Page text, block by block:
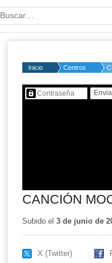
Palabra o frase:
Inicio Centros
Contenido protegido…
CANCIÓN
Subido el 3 de junio de
X (Twitter)